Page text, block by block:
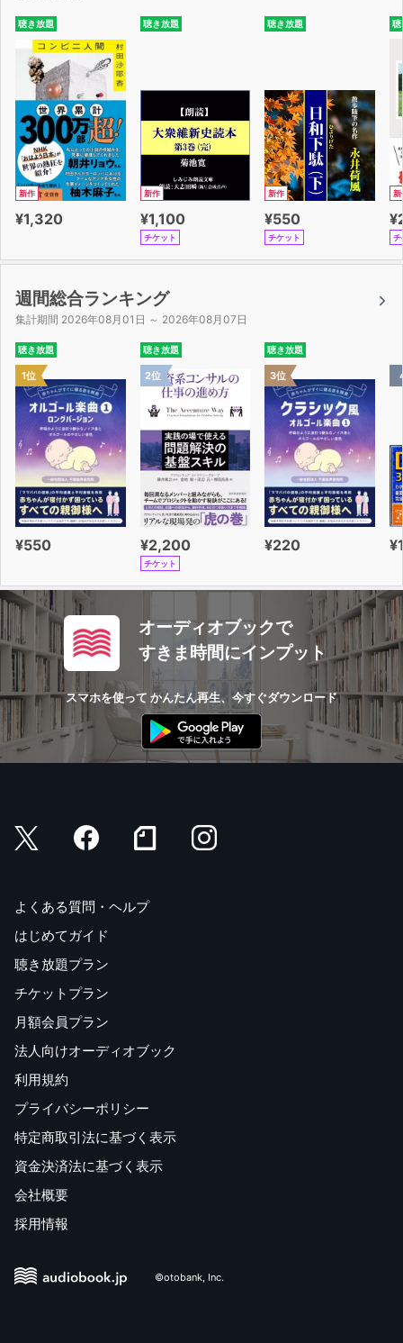
聴き放題
新作
¥1,320
聴き放題
新作
¥1,100
チケット
聴き放題
新作
¥550
チケット
聴
新
チ
週間総合ランキング
集計期間 2026年08月01日 ～ 2026年08月07日
聴き放題
1位
¥550
聴き放題
2位
¥2,200
チケット
聴き放題
3位
¥220
オーディオブックで
すきま時間にインプット
スマホを使って かんたん再生、今すぐダウンロード
よくある質問・ヘルプ
はじめてガイド
聴き放題プラン
チケットプラン
月額会員プラン
法人向けオーディオブック
利用規約
プライバシーポリシー
特定商取引法に基づく表示
資金決済法に基づく表示
会社概要
採用情報
©otobank, Inc.